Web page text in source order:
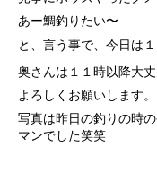
あー鯛釣りたい〜
と、言う事で、今日は
奥さんは１１時以降大
よろしくお願いします。
写真は昨日の釣りの時
マンでした笑笑